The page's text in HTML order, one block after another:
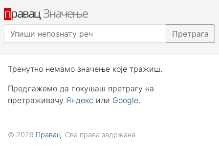
Претрага
Тренутно немамо значење које тражиш.
Предлажемо да покушаш претрагу на
претраживачу Яндекс или Google.
© 2026 Правац. Сва права задржана.